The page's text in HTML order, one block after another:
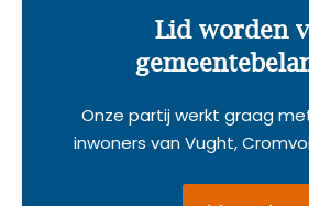
Lid worden
Onze partij werkt graag
inwoners van Vught,